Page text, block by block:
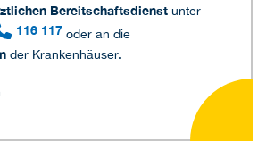
Bereitschaftsdienst unter
116 117 oder an die
der Krankenhäuser.